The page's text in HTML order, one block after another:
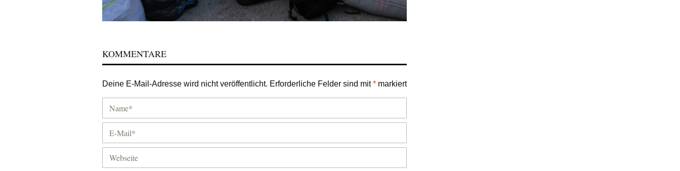
KOMMENTARE
Deine E-Mail-Adresse wird nicht veröffentlicht. Erforderliche Felder sind mit* markiert